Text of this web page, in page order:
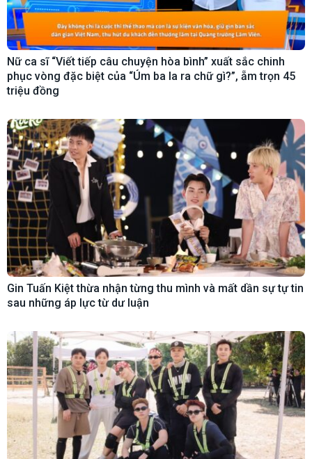
Nữ ca sĩ “Viết tiếp câu chuyện hòa bình” xuất sắc chinh
phục vòng đặc biệt của “Úm ba la ra chữ gì?”, ẵm trọn 45
triệu đồng
Gin Tuấn Kiệt thừa nhận từng thu mình và mất dần sự tự tin
sau những áp lực từ dư luận